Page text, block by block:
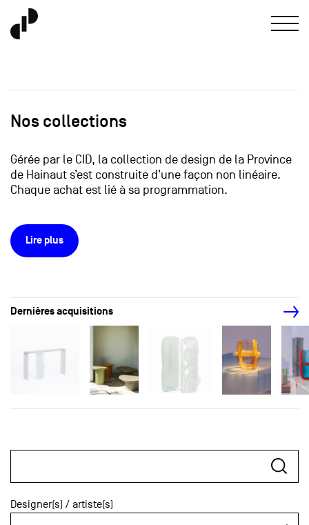
Nos collections
Gérée par le CID, la collection de design de la Province
de Hainaut s’est construite d’une façon non linéaire.
Chaque achat est lié à sa programmation.
Lire plus
Dernières acquisitions
Designer(s) / artiste(s)